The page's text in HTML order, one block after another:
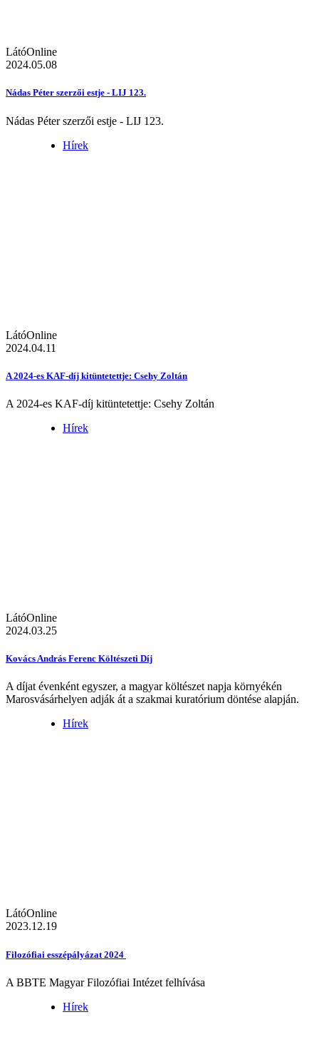
LátóOnline
2024.05.08
Nádas Péter szerzői estje - LIJ 123.
Nádas Péter szerzői estje - LIJ 123.
Hírek
LátóOnline
2024.04.11
A 2024-es KAF-díj kitüntetettje: Csehy Zoltán
A 2024-es KAF-díj kitüntetettje: Csehy Zoltán
Hírek
LátóOnline
2024.03.25
Kovács András Ferenc Költészeti Díj
A díjat évenként egyszer, a magyar költészet napja környékén
Marosvásárhelyen adják át a szakmai kuratórium döntése alapján.
Hírek
LátóOnline
2023.12.19
Filozófiai esszépályázat 2024
A BBTE Magyar Filozófiai Intézet felhívása
Hírek